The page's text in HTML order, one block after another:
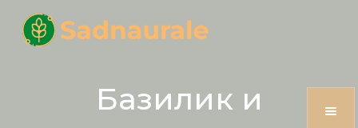
Базилик и